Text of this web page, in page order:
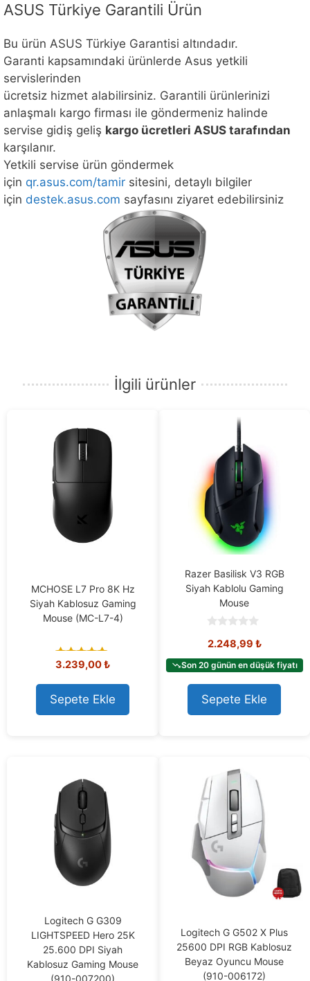
ASUS Türkiye Garantili Ürün
Bu ürün ASUS Türkiye Garantisi altındadır.
Garanti kapsamındaki ürünlerde Asus yetkili
servislerinden
ücretsiz hizmet alabilirsiniz. Garantili ürünlerinizi
anlaşmalı kargo firması ile göndermeniz halinde
servise gidiş geliş kargo ücretleri ASUS tarafından
karşılanır.
Yetkili servise ürün göndermek
için qr.asus.com/tamir sitesini, detaylı bilgiler
için destek.asus.com sayfasını ziyaret edebilirsiniz
İlgili ürünler
MCHOSE L7 Pro 8K Hz
Siyah Kablosuz Gaming
Mouse (MC-L7-4)
5.00
3.239,00₺
Sepete Ekle
Razer Basilisk V3 RGB
Siyah Kablolu Gaming
Mouse
o
t
o
f
5
2.248,99 ₺
Son 20 günün en düşük fiyatı
Sepete Ekle
Logitech G G309
LIGHTSPEED Hero 25K
25.600 DPI Siyah
Kablosuz Gaming Mouse
(910-007200)
Logitech G G502 X Plus
25600 DPI RGB Kablosuz
Beyaz Oyuncu Mouse
(910-006172)